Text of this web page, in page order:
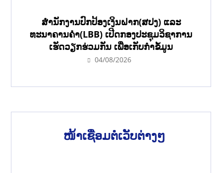
ສຳນັກງານປົກປ້ອງເງິນຝາກ(ສປງ) ແລະ
ທະນາຄານຄຳ(LBB) ເປີດກອງປະຊຸມວິຊາການ
ເຮັດວຽກຮ່ວມກັນ ເພື່ອເກັບກຳຂໍ້ມູນ
04/08/2026
ໜ້າເຊື່ອມຕໍ່ເວັບຕ່າງໆ